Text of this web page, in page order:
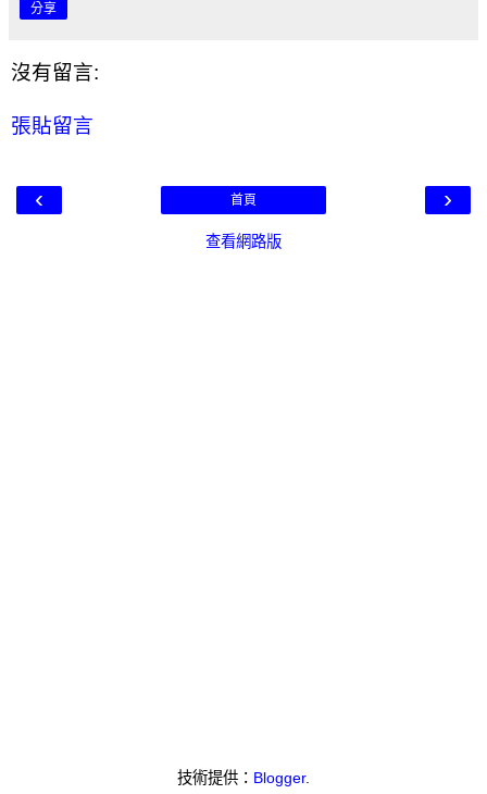
分享
沒有留言:
張貼留言
‹ ›
首頁
查看網路版
技術提供： Blogger.